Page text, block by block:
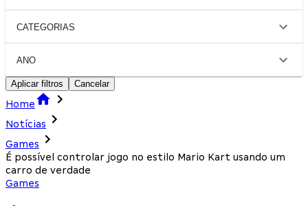
CATEGORIAS
ANO
Aplicar filtros Cancelar
Home
Notícias
Games
É possível controlar jogo no estilo Mario Kart usando um
carro de verdade
Games